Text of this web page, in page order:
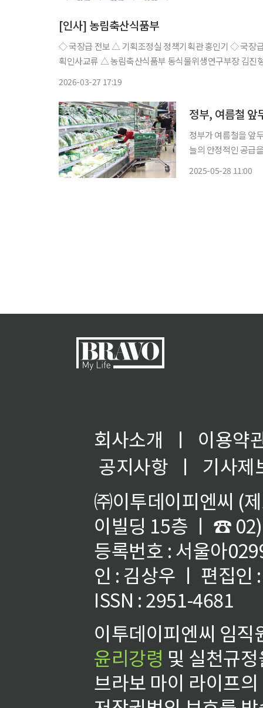
[인사] 농림축산식품부
◇ 국장급 전보 △ 기획조정실 정책기획관 홍인기 ◇ 국장급 전입 △ 농림축산검역본부 인천공항지역본부장 최명철 ◇ 국장급 계
획인사교류 △ 농림축산식품부 동식물위생연구부장 김진형
2026-03-27 17:19
정부, 여름철 앞
정부가 여름철을 앞
늘의 안정적인 공급을 위해 선제 수
2025-05-28 11:00
회사소개 ㅣ
이용약
공지사항
ㅣ
기사제
㈜이투데이피엔씨 (
이빌딩 15층 ㅣ ☎
등록번호 : 서울아
인 : 김상우 ㅣ 편집인
ISSN : 2951-4681
이투데이피엔씨 임
윤리강령 및 실천규
브라보 마이 라이프